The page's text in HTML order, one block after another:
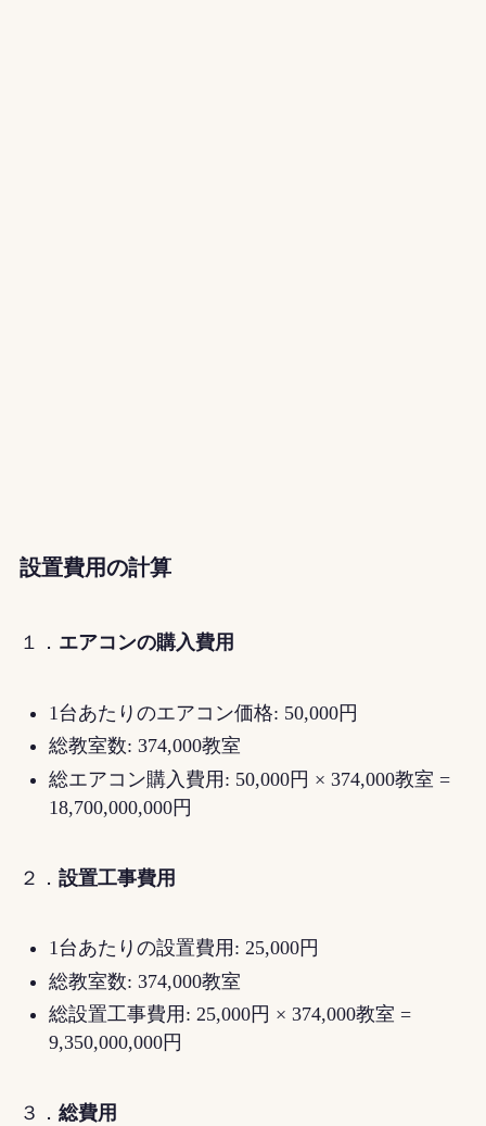
設置費用の計算
１． エアコンの購入費用
1台あたりのエアコン価格: 50,000円
総教室数: 374,000教室
総エアコン購入費用: 50,000円 × 374,000教室 =
18,700,000,000円
２． 設置工事費用
1台あたりの設置費用: 25,000円
総教室数: 374,000教室
総設置工事費用: 25,000円 × 374,000教室 =
9,350,000,000円
３． 総費用